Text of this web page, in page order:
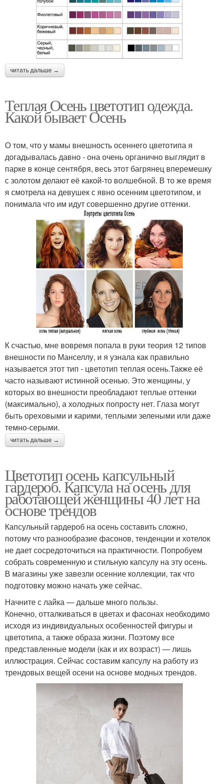
читать дальше →
Теплая Осень цветотип одежда.
Какой бывает Осень
О том, что у мамы внешность осеннего цветотипа я
догадывалась давно - она очень органично выглядит в
парке в конце сентября, весь этот багрянец вперемешку
с золотом делают её какой-то волшебной. В то же время
я смотрела на девушек с явно осенним цветотипом, и
понимала что им идут совершенно другие оттенки.
К счастью, мне вовремя попала в руки теория 12 типов
внешности по Манселлу, и я узнала как правильно
называется этот тип - цветотип теплая осень.Также её
часто называют истинной осенью. Это женщины, у
которых во внешности преобладают теплые оттенки
(максимально), а холодных попросту нет. Глаза могут
быть ореховыми и карими, теплыми зелеными или даже
темно-серыми.
читать дальше →
Цветотип осень капсульный
гардероб. Капсула на осень для
работающей женщины 40 лет на
основе трендов
Капсульный гардероб на осень составить сложно,
потому что разнообразие фасонов, тенденции и хотелок
не дает сосредоточиться на практичности. Попробуем
собрать современную и стильную капсулу на эту осень.
В магазины уже завезли осенние коллекции, так что
подготовку можно начать уже сейчас.
Начните с лайка — дальше много пользы.
Конечно, отталкиваться в цветах и фасонах необходимо
исходя из индивидуальных особенностей фигуры и
цветотипа, а также образа жизни. Поэтому все
представленные модели (как и их возраст) — лишь
иллюстрация. Сейчас составим капсулу на работу из
трендовых вещей осени на основе модных трендов.